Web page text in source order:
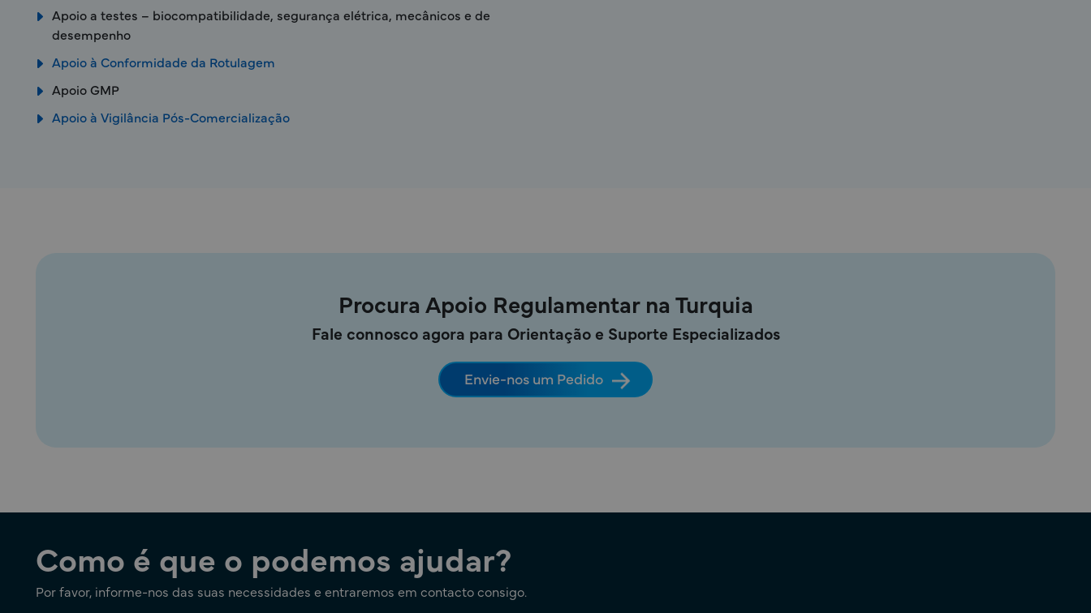
Apoio a testes – biocompatibilidade, segurança elétrica, mecânicos e de
desempenho
Apoio à Conformidade da Rotulagem
Apoio GMP
Apoio à Vigilância Pós-Comercialização
Procura Apoio Regulamentar na Turquia
Fale connosco agora para Orientação e Suporte Especializados
Envie-nos um Pedido
Como é que o podemos ajudar?
Por favor, informe-nos das suas necessidades e entraremos em contacto consigo.